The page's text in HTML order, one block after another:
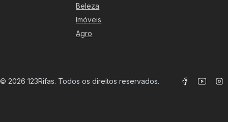
Beleza
Imóveis
Agro
© 2026 123Rifas. Todos os direitos reservados.